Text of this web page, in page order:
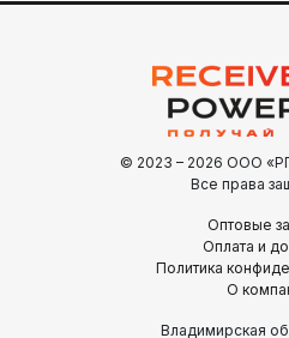
© 2023 – 2026 ООО
Все права
Оптовые
Оплата и
Политика
О
Владимирская